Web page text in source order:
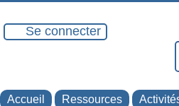
Se connecter
Accueil Ressources